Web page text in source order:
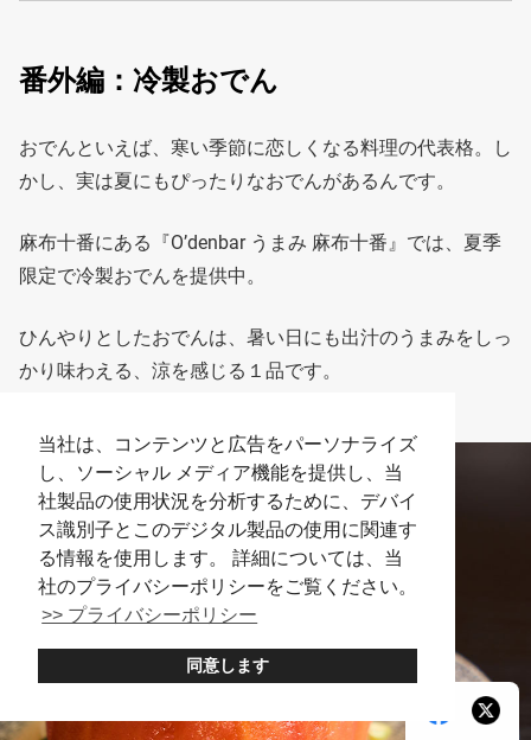
当社は、コンテンツと広告をパーソナライズ
し、ソーシャル メディア機能を提供し、当
社製品の使用状況を分析するために、デバイ
ス識別子とこのデジタル製品の使用に関連す
る情報を使用します。 詳細については、当
社のプライバシーポリシーをご覧ください。
>> プライバシーポリシー
同意します
番外編：冷製おでん
おでんといえば、寒い季節に恋しくなる料理の代表格。し
かし、実は夏にもぴったりなおでんがあるんです。
麻布十番にある『O’denbar うまみ 麻布十番』では、夏季
限定で冷製おでんを提供中。
ひんやりとしたおでんは、暑い日にも出汁のうまみをしっ
かり味わえる、涼を感じる１品です。